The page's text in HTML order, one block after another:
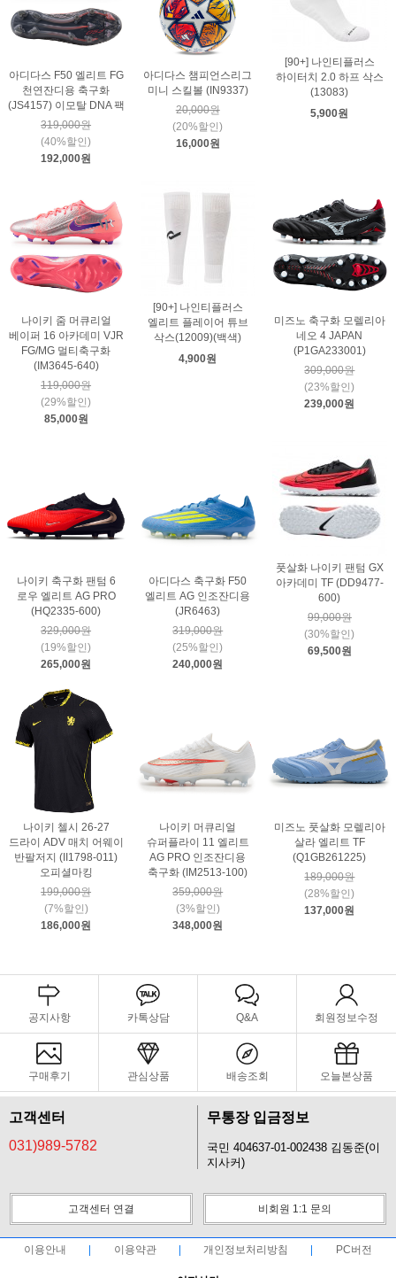
아디다스 F50 엘리트 FG
천연잔디용 축구화
(JS4157) 이모탈 DNA 팩
319,000원
(40%할인)
192,000원
아디다스 챔피언스리그
미니 스킬볼 (IN9337)
20,000원
(20%할인)
16,000원
[90+] 나인티플러스
하이터치 2.0 하프 삭스
(13083)
5,900원
나이키 줌 머큐리얼
베이퍼 16 아카데미 VJR
FG/MG 멀티축구화
(IM3645-640)
119,000원
(29%할인)
85,000원
[90+] 나인티플러스
엘리트 플레이어 튜브
삭스(12009)(백색)
4,900원
미즈노 축구화 모렐리아
네오 4 JAPAN
(P1GA233001)
309,000원
(23%할인)
239,000원
나이키 축구화 팬텀 6
로우 엘리트 AG PRO
(HQ2335-600)
329,000원
(19%할인)
265,000원
아디다스 축구화 F50
엘리트 AG 인조잔디용
(JR6463)
319,000원
(25%할인)
240,000원
풋살화 나이키 팬텀 GX
아카데미 TF (DD9477-
600)
99,000원
(30%할인)
69,500원
나이키 첼시 26-27
드라이 ADV 매치 어웨이
반팔저지 (II1798-011)
오피셜마킹
199,000원
(7%할인)
186,000원
나이키 머큐리얼
슈퍼플라이 11 엘리트
AG PRO 인조잔디용
축구화 (IM2513-100)
359,000원
(3%할인)
348,000원
미즈노 풋살화 모렐리아
살라 엘리트 TF
(Q1GB261225)
189,000원
(28%할인)
137,000원
공지사항 카톡상담 Q&A 회원정보수정
구매후기 관심상품 배송조회 오늘본상품
고객센터
031)989-5782
무통장 입금정보
국민 404637-01-002438 김동준(이
지사커)
고객센터 연결 비회원 1:1 문의
이용안내 이용약관 개인정보처리방침 PC버전